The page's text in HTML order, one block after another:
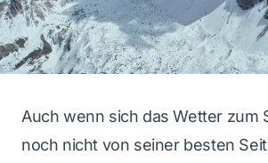
Auch wenn sich das Wetter zum
noch nicht von seiner besten